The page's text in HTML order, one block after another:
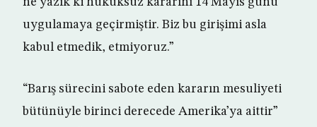
uygulamaya geçirmiştir. Biz bu girişimi asla
kabul etmedik, etmiyoruz.”
“Barış sürecini sabote eden kararın mesuliyeti
bütünüyle birinci derecede Amerika’ya aittir”